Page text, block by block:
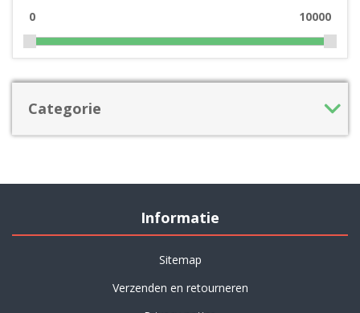
0 10000
Categorie
Informatie
Sitemap
Verzenden en retourneren